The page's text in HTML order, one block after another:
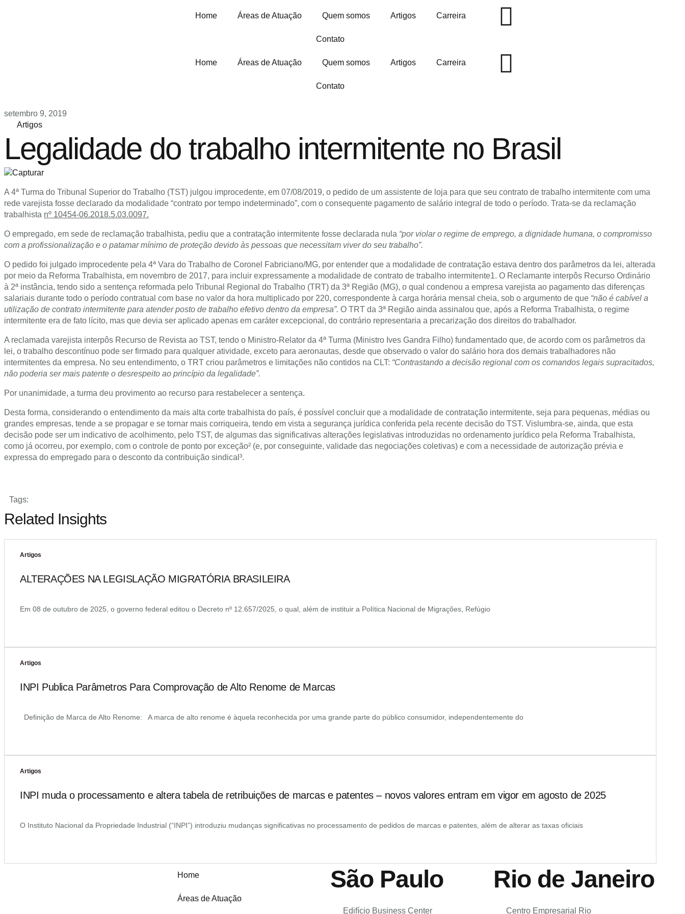
Home Áreas de Atuação Quem somos Artigos Carreira
Contato
Home Áreas de Atuação Quem somos Artigos Carreira
Contato
setembro 9, 2019
Artigos
Legalidade do trabalho intermitente no Brasil
A 4ª Turma do Tribunal Superior do Trabalho (TST) julgou improcedente, em 07/08/2019, o pedido de um assistente de loja para que seu contrato de trabalho intermitente com uma
rede varejista fosse declarado da modalidade “contrato por tempo indeterminado”, com o consequente pagamento de salário integral de todo o período. Trata-se da reclamação
trabalhista nº 10454-06.2018.5.03.0097.
O empregado, em sede de reclamação trabalhista, pediu que a contratação intermitente fosse declarada nula “por violar o regime de emprego, a dignidade humana, o compromisso
com a profissionalização e o patamar mínimo de proteção devido às pessoas que necessitam viver do seu trabalho”.
O pedido foi julgado improcedente pela 4ª Vara do Trabalho de Coronel Fabriciano/MG, por entender que a modalidade de contratação estava dentro dos parâmetros da lei, alterada
por meio da Reforma Trabalhista, em novembro de 2017, para incluir expressamente a modalidade de contrato de trabalho intermitente1. O Reclamante interpôs Recurso Ordinário
à 2ª instância, tendo sido a sentença reformada pelo Tribunal Regional do Trabalho (TRT) da 3ª Região (MG), o qual condenou a empresa varejista ao pagamento das diferenças
salariais durante todo o período contratual com base no valor da hora multiplicado por 220, correspondente à carga horária mensal cheia, sob o argumento de que “não é cabível a
utilização de contrato intermitente para atender posto de trabalho efetivo dentro da empresa”. O TRT da 3ª Região ainda assinalou que, após a Reforma Trabalhista, o regime
intermitente era de fato lícito, mas que devia ser aplicado apenas em caráter excepcional, do contrário representaria a precarização dos direitos do trabalhador.
A reclamada varejista interpôs Recurso de Revista ao TST, tendo o Ministro-Relator da 4ª Turma (Ministro Ives Gandra Filho) fundamentado que, de acordo com os parâmetros da
lei, o trabalho descontínuo pode ser firmado para qualquer atividade, exceto para aeronautas, desde que observado o valor do salário hora dos demais trabalhadores não
intermitentes da empresa. No seu entendimento, o TRT criou parâmetros e limitações não contidos na CLT: “Contrastando a decisão regional com os comandos legais supracitados,
não poderia ser mais patente o desrespeito ao princípio da legalidade”.
Por unanimidade, a turma deu provimento ao recurso para restabelecer a sentença.
Desta forma, considerando o entendimento da mais alta corte trabalhista do país, é possível concluir que a modalidade de contratação intermitente, seja para pequenas, médias ou
grandes empresas, tende a se propagar e se tornar mais corriqueira, tendo em vista a segurança jurídica conferida pela recente decisão do TST. Vislumbra-se, ainda, que esta
decisão pode ser um indicativo de acolhimento, pelo TST, de algumas das significativas alterações legislativas introduzidas no ordenamento jurídico pela Reforma Trabalhista,
como já ocorreu, por exemplo, com o controle de ponto por exceção² (e, por conseguinte, validade das negociações coletivas) e com a necessidade de autorização prévia e
expressa do empregado para o desconto da contribuição sindical ³.
Tags:
Related Insights
Artigos
ALTERAÇÕES NA LEGISLAÇÃO MIGRATÓRIA BRASILEIRA
Em 08 de outubro de 2025, o governo federal editou o Decreto nº 12.657/2025, o qual, além de instituir a Política Nacional de Migrações, Refúgio
Artigos
INPI Publica Parâmetros Para Comprovação de Alto Renome de Marcas
Definição de Marca de Alto Renome: A marca de alto renome é àquela reconhecida por uma grande parte do público consumidor, independentemente do
Artigos
INPI muda o processamento e altera tabela de retribuições de marcas e patentes – novos valores entram em vigor em agosto de 2025
O Instituto Nacional da Propriedade Industrial (“INPI”) introduziu mudanças significativas no processamento de pedidos de marcas e patentes, além de alterar as taxas oficiais
Home
Áreas de Atuação
São Paulo
Edifício Business Center
Rio de Janeiro
Centro Empresarial Rio